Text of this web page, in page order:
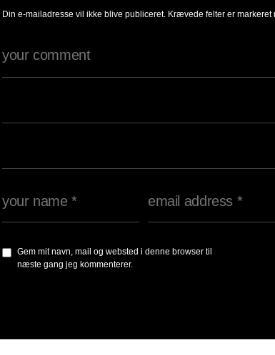
Din e-mailadresse vil ikke blive publiceret. Krævede felter er markeret
Gem mit navn, mail og websted i denne browser til
næste gang jeg kommenterer.